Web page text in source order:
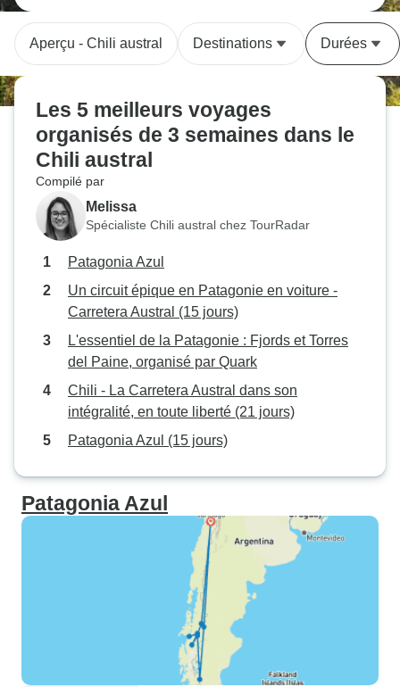
Aperçu - Chili austral Destinations Durées
Les 5 meilleurs voyages
organisés de 3 semaines dans le
Chili austral
Compilé par
Melissa
Spécialiste Chili austral chez TourRadar
Patagonia Azul
Un circuit épique en Patagonie en voiture -
Carretera Austral (15 jours)
L'essentiel de la Patagonie : Fjords et Torres
del Paine, organisé par Quark
Chili - La Carretera Austral dans son
intégralité, en toute liberté (21 jours)
Patagonia Azul (15 jours)
Patagonia Azul